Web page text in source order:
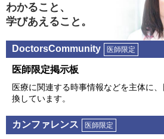
わかること、
学びあえること。
DoctorsCommunity 医師限定
医師限定掲⽰板
医療に関連する時事情報などを主体に
換しています。
カンファレンス 医師限定